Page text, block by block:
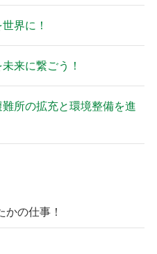
界に！
来に繋ごう！
所の拡充と環境整備を進
の仕事！